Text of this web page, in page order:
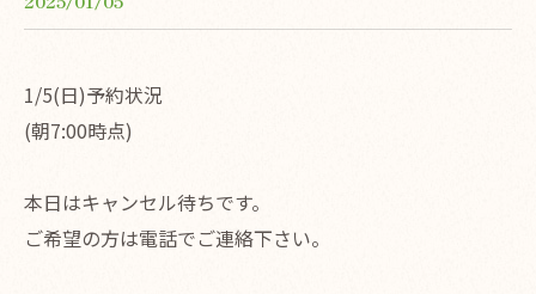
1/5(日)予約状況
(朝7:00時点)
本日はキャンセル待ちです。
ご希望の方は電話でご連絡下さい。